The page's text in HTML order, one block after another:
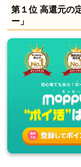
第１位 高還元の
ー」